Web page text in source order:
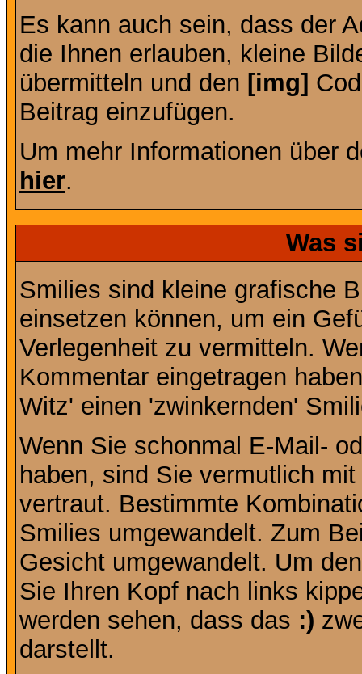
Es kann auch sein, dass der
die Ihnen erlauben, kleine
übermitteln und den [img]
Beitrag einzufügen.
Um mehr Informationen über
hier.
Was
Smilies sind kleine grafische
einsetzen können, um ein
Verlegenheit zu vermitteln.
Kommentar eingetragen
Witz' einen 'zwinkernden'
Wenn Sie schonmal E-Mail-
haben, sind Sie vermutlich
vertraut. Bestimmte
Smilies umgewandelt. Zum
Gesicht umgewandelt. Um
Sie Ihren Kopf nach links
werden sehen, dass das :)
darstellt.